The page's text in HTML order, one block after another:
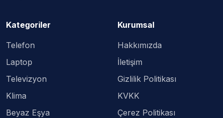
Kategoriler
Telefon
Laptop
Televizyon
Klima
Beyaz Eşya
Kurumsal
Hakkımızda
İletişim
Gizlilik Politikası
KVKK
Çerez Politikası